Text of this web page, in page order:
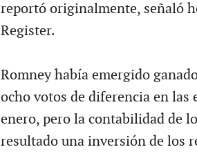
reportó originalmente, señaló
Register.
Romney había emergido
ocho votos de diferencia en las
enero, pero la contabilidad de
resultado una inversión de los